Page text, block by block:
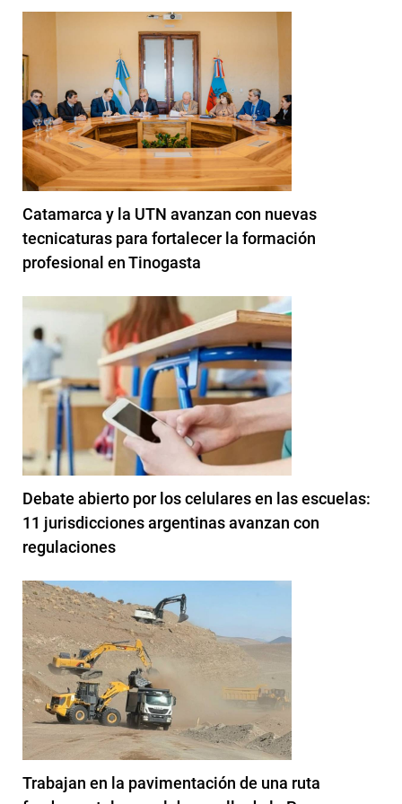
Catamarca y la UTN avanzan con nuevas
tecnicaturas para fortalecer la formación
profesional en Tinogasta
Debate abierto por los celulares en las escuelas:
11 jurisdicciones argentinas avanzan con
regulaciones
Trabajan en la pavimentación de una ruta